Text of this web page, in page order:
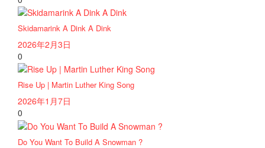
Skidamarink A Dink A Dink
2026年2月3日
0
Rise Up | Martin Luther King Song
2026年1月7日
0
Do You Want To Build A Snowman ?